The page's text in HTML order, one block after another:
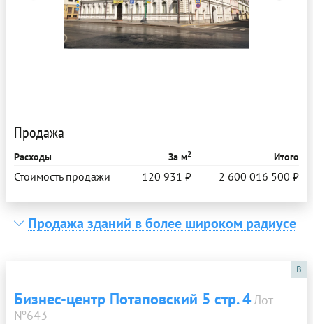
Продажа
Расходы За м2 Итого
Стоимость продажи 120 931 ₽ 2 600 016 500 ₽
Продажа зданий в более широком радиусе
B
Бизнес-центр Потаповский 5 стр. 4Лот
№643